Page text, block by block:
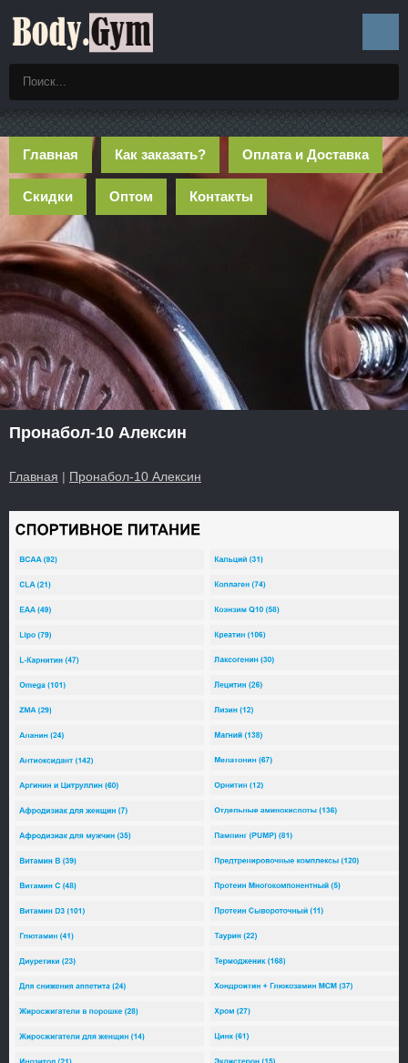
Главная Как заказать? Оплата и Доставка
Скидки Оптом Контакты
Пронабол-10 Алексин
Главная | Пронабол-10 Алексин